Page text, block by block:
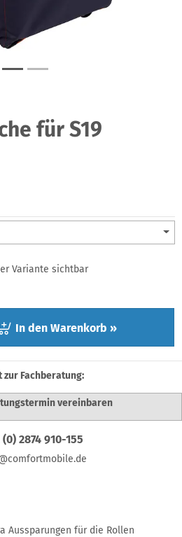
für S19
Variante sichtbar
In den Warenkorb »
zur Fachberatung:
vereinbaren
2874 910-155
Aussparungen für die Rollen